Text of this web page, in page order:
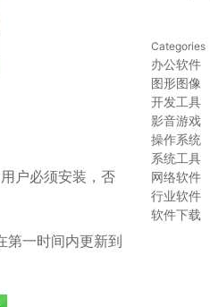
户必须安装，否
一时间内更新到
Categories
办公软件
图形图像
开发工具
影音游戏
操作系统
系统工具
网络软件
行业软件
软件下载